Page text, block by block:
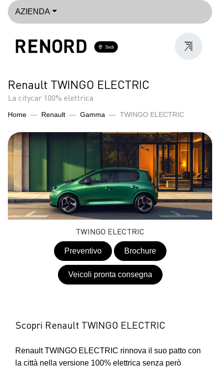
AZIENDA
Sedi
Renault TWINGO ELECTRIC
La citycar 100% elettrica
Home Renault Gamma TWINGO ELECTRIC
TWINGO ELECTRIC
Preventivo Brochure
Veicoli pronta consegna
Scopri Renault TWINGO ELECTRIC
Renault TWINGO ELECTRIC rinnova il suo patto con
la città nella versione 100% elettrica senza però